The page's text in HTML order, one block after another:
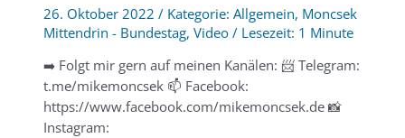
26. Oktober 2022 / Allgemein, Moncsek
Mittendrin - Bundestag, Video/
1 Minute
➡️ Folgt mir gern auf meinen Kanälen: 📨 Telegram:
t.me/mikemoncsek 📫 Facebook:
https://www.facebook.com/mikemoncsek.de 📸
Instagram: